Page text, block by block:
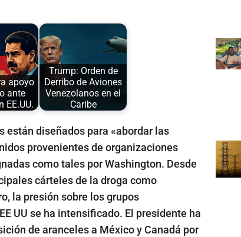
apoyo
ante
EE.UU.
Trump: Orden de
Derribo de Aviones
Venezolanos en el
Caribe
están diseñados para «abordar las
provenientes de organizaciones
como tales por Washington. Desde
cárteles de la droga como
la presión sobre los grupos
UU se ha intensificado. El presidente ha
de aranceles a México y Canadá por